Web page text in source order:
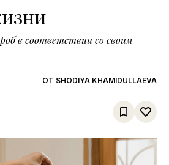
в соответствии со своим
ОТ SHODIYA KHAMIDULLAEVA